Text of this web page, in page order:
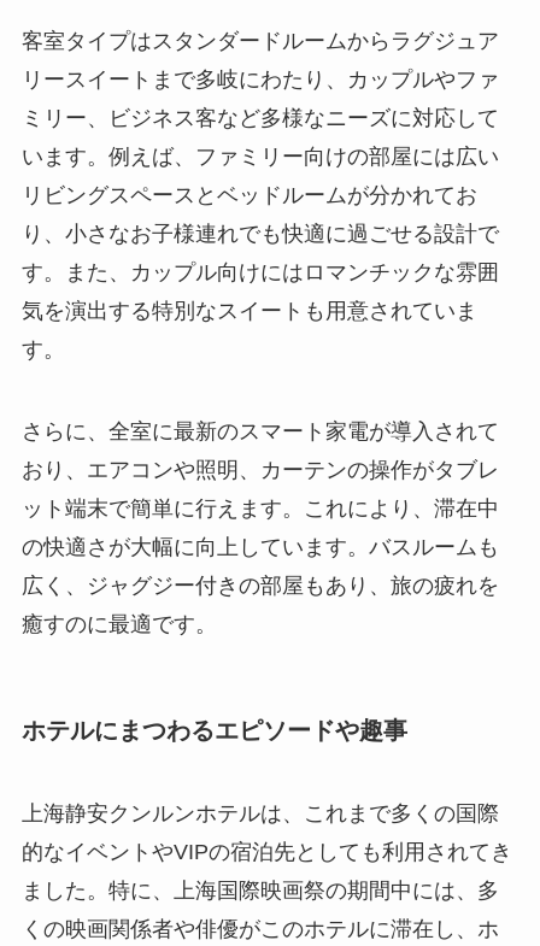
リースイートまで多岐にわたり、カップルやファ
ミリー、ビジネス客など多様なニーズに対応して
います。例えば、ファミリー向けの部屋には広い
リビングスペースとベッドルームが分かれてお
り、小さなお子様連れでも快適に過ごせる設計で
す。また、カップル向けにはロマンチックな雰囲
気を演出する特別なスイートも用意されていま
す。
おり、エアコンや照明、カーテンの操作がタブレ
ット端末で簡単に行えます。これにより、滞在中
の快適さが大幅に向上しています。バスルームも
広く、ジャグジー付きの部屋もあり、旅の疲れを
癒すのに最適です。
的なイベントやVIPの宿泊先としても利用されてき
ました。特に、上海国際映画祭の期間中には、多
くの映画関係者や俳優がこのホテルに滞在し、ホ